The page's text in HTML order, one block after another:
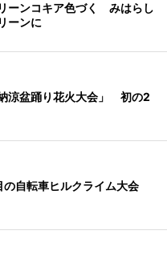
ーンコキア色づく みはらし
ーンに
涼盆踊り花火大会」 初の2
の自転車ヒルクライム大会